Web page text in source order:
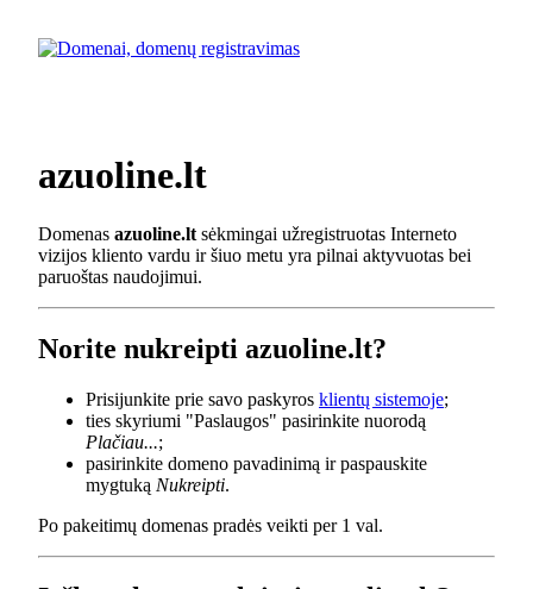
azuoline.lt
Domenas azuoline.lt sėkmingai užregistruotas Interneto
vizijos kliento vardu ir šiuo metu yra pilnai aktyvuotas bei
paruoštas naudojimui.
Norite nukreipti azuoline.lt?
Prisijunkite prie savo paskyros klientų sistemoje;
ties skyriumi "Paslaugos" pasirinkite nuorodą
Plačiau...;
pasirinkite domeno pavadinimą ir paspauskite
mygtuką Nukreipti.
Po pakeitimų domenas pradės veikti per 1 val.